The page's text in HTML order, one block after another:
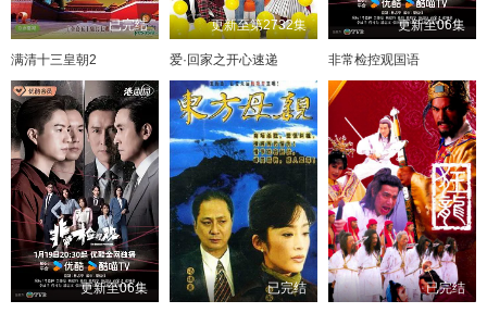
已完结
满清十三皇朝2
更新至第2732集
爱·回家之开心速递
更新至06集
非常检控观国语
更新至06集 已完结 已完结